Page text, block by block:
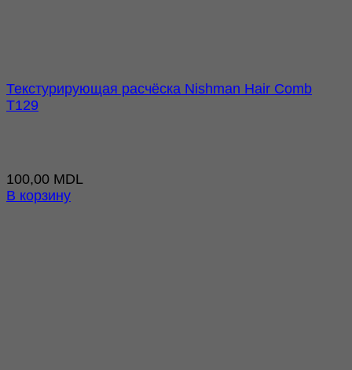
Текстурирующая расчёска Nishman Hair Comb
T129
100,00 MDL
В корзину